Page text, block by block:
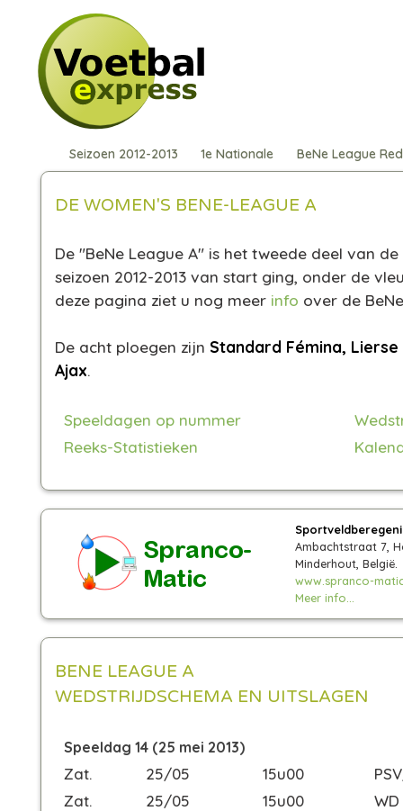
Seizoen 2012-2013 1e Nationale BeNe League
DE WOMEN'S BENE-LEAGUE A
De "BeNe League A" is het tweede deel van
seizoen 2012-2013 van start ging, onder de
deze pagina ziet u nog meer info over de
De acht ploegen zijn Standard Fémina, Lierse
Ajax.
Speeldagen op nummer
Reeks-Statistieken
Ambachtstraat 7,
Minderhout, België.
www.spranco-
Meer info...
BENE LEAGUE A
WEDSTRIJDSCHEMA EN UITSLAGEN
Speeldag 14 (25 mei 2013)
Zat. 25/05 15u00
Zat.
25/05 15u00
WD